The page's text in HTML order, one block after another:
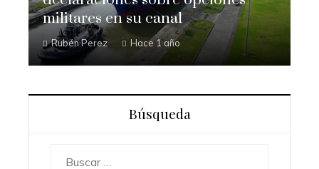
militares en su canal
Rubén Perez Hace 1 año
Búsqueda